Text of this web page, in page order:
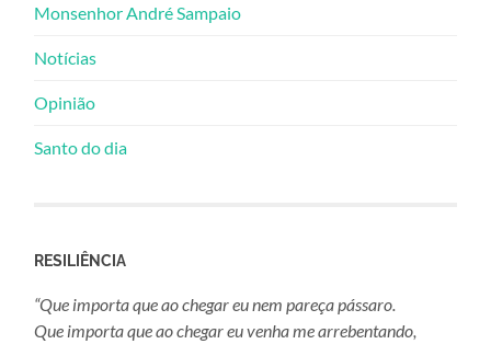
Monsenhor André Sampaio
Notícias
Opinião
Santo do dia
RESILIÊNCIA
“Que importa que ao chegar eu nem pareça pássaro.
Que importa que ao chegar eu venha me arrebentando,